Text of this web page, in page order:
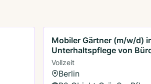
Mobiler Gärtner (m/w/d)
Unterhaltspflege von
Vollzeit
Berlin